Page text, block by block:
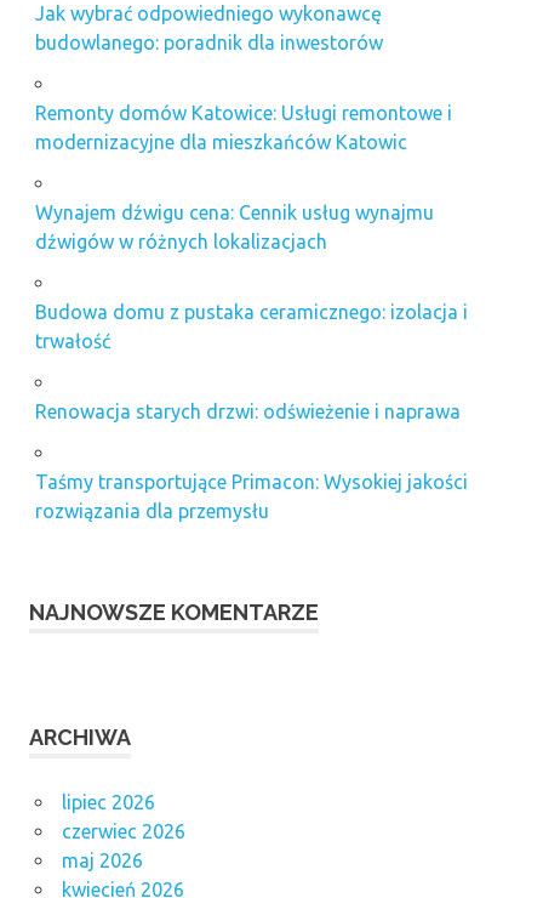
Jak wybrać odpowiedniego wykonawcę
budowlanego: poradnik dla inwestorów
Remonty domów Katowice: Usługi remontowe i
modernizacyjne dla mieszkańców Katowic
Wynajem dźwigu cena: Cennik usług wynajmu
dźwigów w różnych lokalizacjach
Budowa domu z pustaka ceramicznego: izolacja i
trwałość
Renowacja starych drzwi: odświeżenie i naprawa
Taśmy transportujące Primacon: Wysokiej jakości
rozwiązania dla przemysłu
NAJNOWSZE KOMENTARZE
ARCHIWA
lipiec 2026
czerwiec 2026
maj 2026
kwiecień 2026